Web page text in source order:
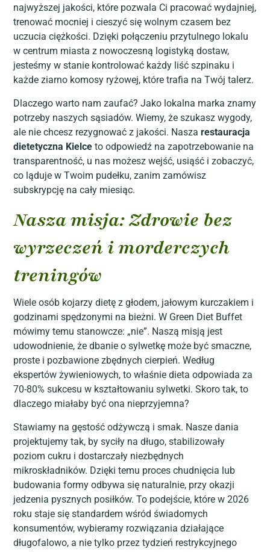
najwyższej jakości, które pozwala Ci pracować wydajniej,
trenować mocniej i cieszyć się wolnym czasem bez
uczucia ciężkości. Dzięki połączeniu przytulnego lokalu
w centrum miasta z nowoczesną logistyką dostaw,
jesteśmy w stanie kontrolować każdy liść szpinaku i
każde ziarno komosy ryżowej, które trafia na Twój talerz.
Dlaczego warto nam zaufać? Jako lokalna marka znamy
potrzeby naszych sąsiadów. Wiemy, że szukasz wygody,
ale nie chcesz rezygnować z jakości. Naszarestauracja
dietetyczna Kielce to odpowiedź na zapotrzebowanie na
transparentność, u nas możesz wejść, usiąść i zobaczyć,
co ląduje w Twoim pudełku, zanim zamówisz
subskrypcję na cały miesiąc.
Nasza misja: Zdrowie bez
wyrzeczeń i morderczych
treningów
Wiele osób kojarzy dietę z głodem, jałowym kurczakiem i
godzinami spędzonymi na bieżni. W Green Diet Buffet
mówimy temu stanowcze: „nie”. Naszą misją jest
udowodnienie, że dbanie o sylwetkę może być smaczne,
proste i pozbawione zbędnych cierpień. Według
ekspertów żywieniowych, to właśnie dieta odpowiada za
70-80% sukcesu w kształtowaniu sylwetki. Skoro tak, to
dlaczego miałaby być ona nieprzyjemna?
Stawiamy na gęstość odżywczą i smak. Nasze dania
projektujemy tak, by syciły na długo, stabilizowały
poziom cukru i dostarczały niezbędnych
mikroskładników. Dzięki temu proces chudnięcia lub
budowania formy odbywa się naturalnie, przy okazji
jedzenia pysznych posiłków. To podejście, które w 2026
roku staje się standardem wśród świadomych
konsumentów, wybieramy rozwiązania działające
długofalowo, a nie tylko przez tydzień restrykcyjnego